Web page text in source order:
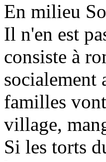
En milieu
Il n'en est
consiste à
socialement
familles
village,
Si les torts